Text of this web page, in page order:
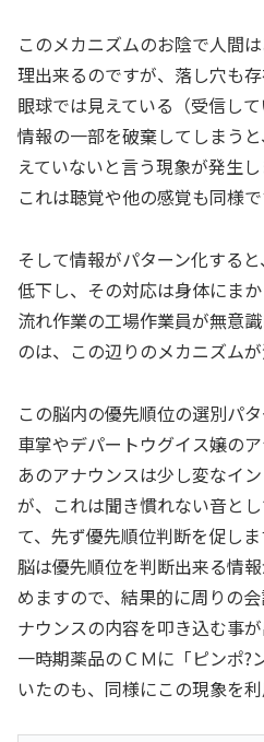
このメカニズムのお陰で人間
理出来るのですが、落し穴も存
眼球では見えている（受信し
情報の一部を破棄してしまう
えていないと言う現象が発生し
これは聴覚や他の感覚も同様で
そして情報がパターン化する
低下し、その対応は身体にまか
流れ作業の工場作業員が無意
のは、この辺りのメカニズムが
この脳内の優先順位の選別パ
車掌やデパートウグイス嬢のア
あのアナウンスは少し変なイ
が、これは聞き慣れない音と
て、先ず優先順位判断を促しま
脳は優先順位を判断出来る情
めますので、結果的に周りの
ナウンスの内容を叩き込む事が
一時期薬品のＣＭに「ピンポ?
いたのも、同様にこの現象を利